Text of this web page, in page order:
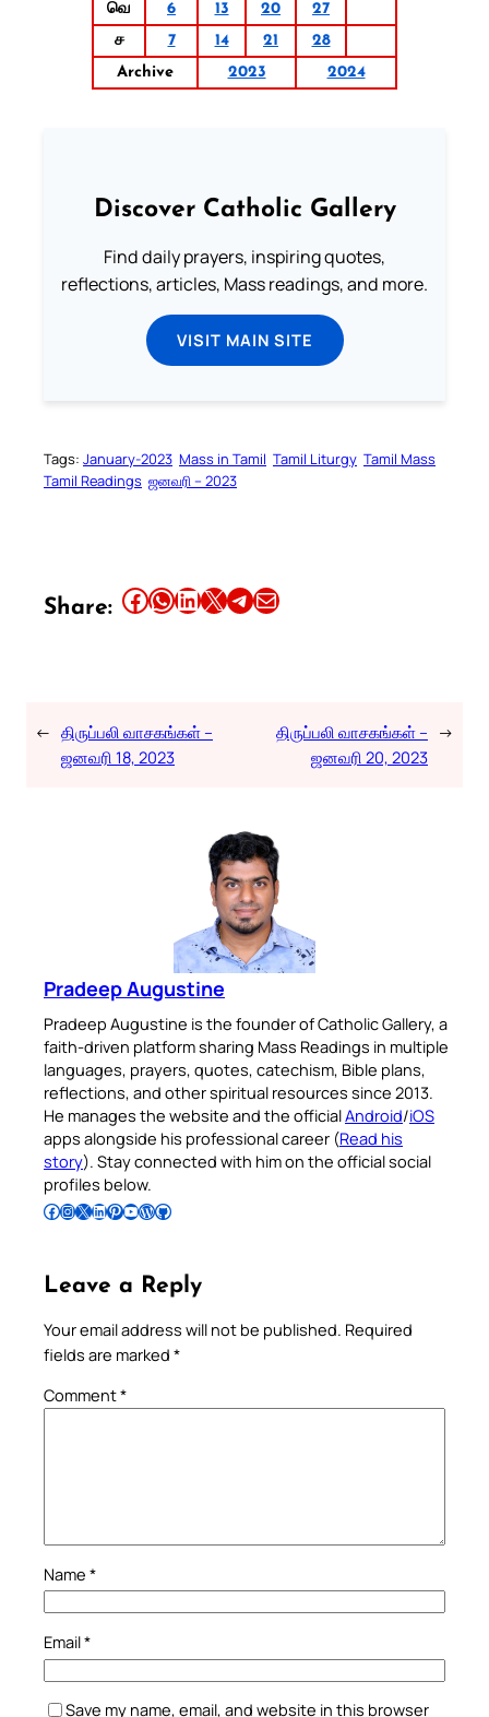
வெ
6 13 20
27
ச
7 14 21
28
Archive
2023 2024
Discover Catholic Gallery
Find daily prayers, inspiring quotes,
reflections, articles, Mass readings, and more.
VISIT MAIN SITE
Tags: January-2023 Mass in Tamil Tamil Liturgy Tamil Mass
Tamil Readings ஜனவரி – 2023
Share: Share this article on Facebook Share this article on WhatsApp Share this article on LinkedIn Share this article on X Share this article on TelegramEmail this Article
← திருப்பலி வாசகங்கள் –
ஜனவரி 18, 2023
திருப்பலி வாசகங்கள் –
ஜனவரி 20, 2023
→
Pradeep Augustine
Pradeep Augustine is the founder of Catholic Gallery, a
faith-driven platform sharing Mass Readings in multiple
languages, prayers, quotes, catechism, Bible plans,
reflections, and other spiritual resources since 2013.
He manages the website and the officialAndroid/iOS
apps alongside his professional career (Read his
story). Stay connected with him on the official social
profiles below.
Follow Pradeep on Facebook Follow Pradeep on InstagramFollow Pradeep on X Follow Pradeep on LinkedIn Follow Pradeep on Pinterest Subscribe to Pradeep’s Youtube Channel Follow Pradeep on WordPress Follow Pradeep on GitHub
Leave a Reply
Your email address will not be published. Required
fields are marked *
Comment*
Name *
Email*
Save my name, email, and website in this browser